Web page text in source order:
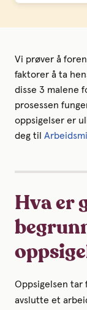
Vi prøver å
faktorer å ta
disse 3 malene
prosessen
oppsigelser er
deg til
Hva er
Oppsigelsen tar
avslutte et